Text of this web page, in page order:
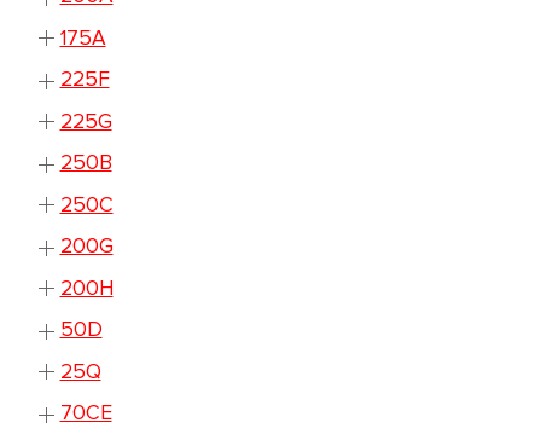
175A
225F
225G
250B
250C
200G
200H
50D
25Q
70CE